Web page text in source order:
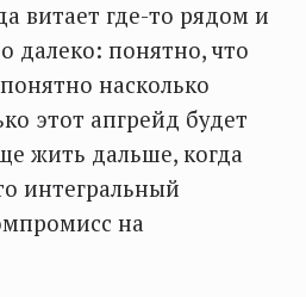
витает где-то рядом и
далеко: понятно, что
насколько
этот апгрейд будет
жить дальше, когда
интегральный
на